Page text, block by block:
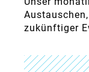
zukünftiger